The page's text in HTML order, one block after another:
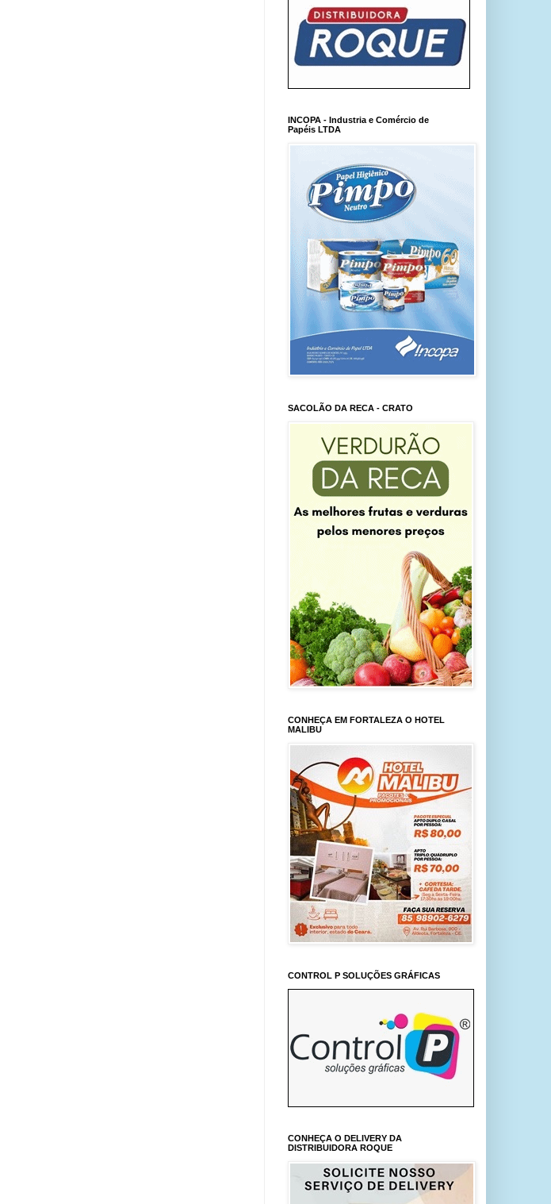
INCOPA - Industria e Comércio de
Papéis LTDA
SACOLÃO DA RECA - CRATO
CONHEÇA EM FORTALEZA O HOTEL
MALIBU
CONTROL P SOLUÇÕES GRÁFICAS
CONHEÇA O DELIVERY DA
DISTRIBUIDORA ROQUE